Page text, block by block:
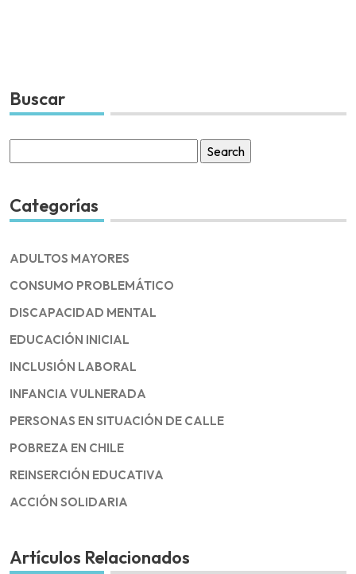
Buscar
for:
Categorías
ADULTOS MAYORES
CONSUMO PROBLEMÁTICO
DISCAPACIDAD MENTAL
EDUCACIÓN INICIAL
INCLUSIÓN LABORAL
INFANCIA VULNERADA
PERSONAS EN SITUACIÓN DE CALLE
POBREZA EN CHILE
REINSERCIÓN EDUCATIVA
ACCIÓN SOLIDARIA
Artículos Relacionados